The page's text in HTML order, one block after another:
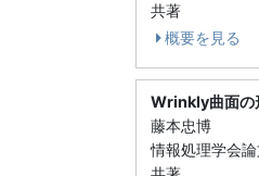
共著
概要を見る
Wrinkly曲面の
藤本忠博
情報処理学会